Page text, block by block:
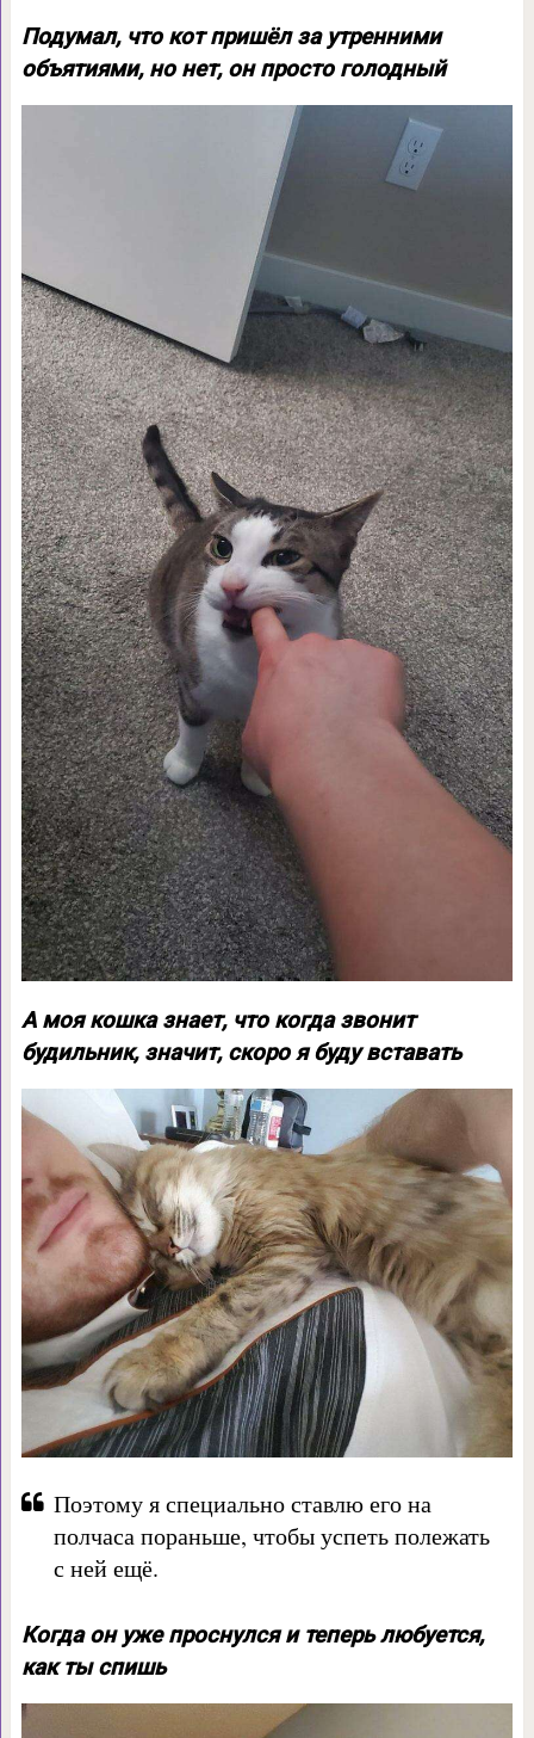
Подумал, что кот пришёл за утренними
объятиями, но нет, он просто голодный
А моя кошка знает, что когда звонит
будильник, значит, скоро я буду вставать
Поэтому я специально ставлю его на
полчаса пораньше, чтобы успеть полежать
с ней ещё.
Когда он уже проснулся и теперь любуется,
как ты спишь